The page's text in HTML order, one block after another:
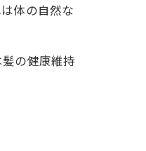
体の自然な
の健康維持